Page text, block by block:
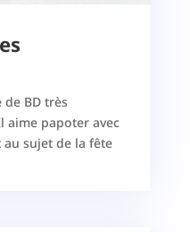
de BD très
aime papoter avec
au sujet de la fête